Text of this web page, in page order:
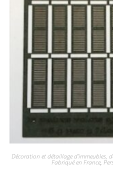
Décoration et détaillage d'immeubles,
Fabriqué en France,